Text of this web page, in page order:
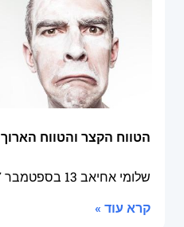
הטווח הקצר והטווח הארוך
שלומי אחיאב 13 בספטמבר 2017
קרא עוד »